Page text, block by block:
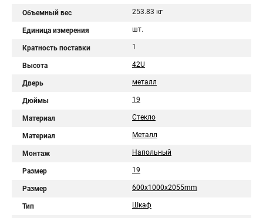
Объемный вес 253.83 кг
Единица измерения шт.
Кратность поставки 1
Высота 42U
Дверь металл
Дюймы 19
Материал Стекло
Материал Металл
Монтаж Напольный
Размер 19
Размер 600x1000x2055mm
Тип Шкаф